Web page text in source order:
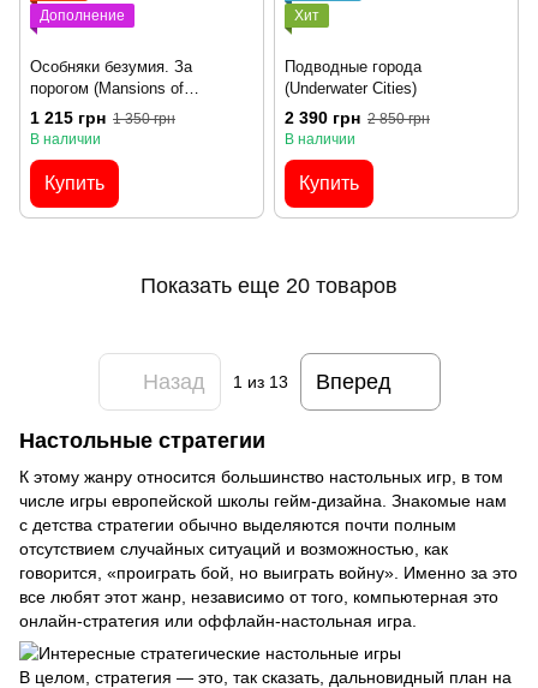
Дополнение
Особняки безумия. За
порогом (Mansions of
Madness: Beyond the
Threshold)
1 215 грн 1 350 грн
В наличии
Купить
Хит
Подводные города
(Underwater Cities)
2 390 грн 2 850 грн
В наличии
Купить
Показать еще 20 товаров
Назад 1из 13 Вперед
Настольные стратегии
К этому жанру относится большинство настольных игр, в том
числе игры европейской школы гейм-дизайна. Знакомые нам
с детства стратегии обычно выделяются почти полным
отсутствием случайных ситуаций и возможностью, как
говорится, «проиграть бой, но выиграть войну». Именно за это
все любят этот жанр, независимо от того, компьютерная это
онлайн-стратегия или оффлайн-настольная игра.
В целом, стратегия — это, так сказать, дальновидный план на